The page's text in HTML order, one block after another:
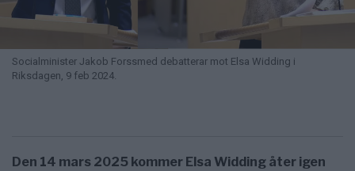
Socialminister Jakob Forssmed debatterar mot Elsa Widding i
Riksdagen, 9 feb 2024.
Den 14 mars 2025 kommer Elsa Widding åter igen